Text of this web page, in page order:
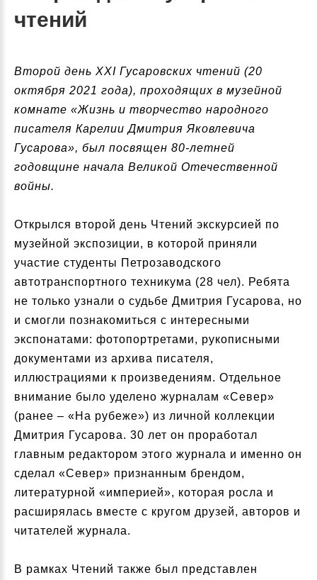
чтений
Второй день XXI Гусаровских чтений (20
октября 2021 года), проходящих в музейной
комнате «Жизнь и творчество народного
писателя Карелии Дмитрия Яковлевича
Гусарова», был посвящен 80-летней
годовщине начала Великой Отечественной
войны.
Открылся второй день Чтений экскурсией по
музейной экспозиции, в которой приняли
участие студенты Петрозаводского
автотранспортного техникума (28 чел). Ребята
не только узнали о судьбе Дмитрия Гусарова, но
и смогли познакомиться с интересными
экспонатами: фотопортретами, рукописными
документами из архива писателя,
иллюстрациями к произведениям. Отдельное
внимание было уделено журналам «Север»
(ранее – «На рубеже») из личной коллекции
Дмитрия Гусарова. 30 лет он проработал
главным редактором этого журнала и именно он
сделал «Север» признанным брендом,
литературной «империей», которая росла и
расширялась вместе с кругом друзей, авторов и
читателей журнала.
В рамках Чтений также был представлен